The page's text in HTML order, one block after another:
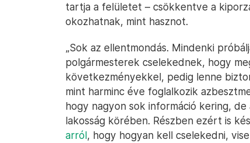
tartja a felületet – csökkentve a
okozhatnak, mint hasznot.
„Sok az ellentmondás. Mindenki
polgármesterek cselekednek, hogy
következményekkel, pedig lenne
mint harminc éve foglalkozik
hogy nagyon sok információ kering,
lakosság körében. Részben ezért is
arról, hogy hogyan kell cselekedni,